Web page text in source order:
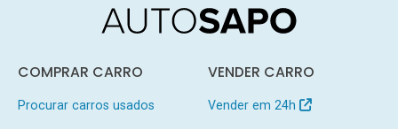
COMPRAR CARRO
Procurar carros usados
VENDER CARRO
Vender em 24h